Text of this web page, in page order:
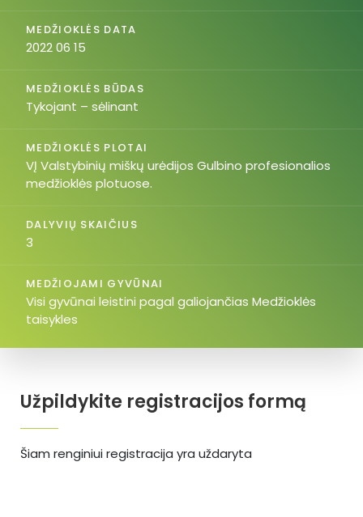
Užpildykite registracijos formą
Šiam renginiui registracija yra uždaryta
MEDŽIOKLĖS DATA
2022 06 15
MEDŽIOKLĖS BŪDAS
Tykojant – sėlinant
MEDŽIOKLĖS PLOTAI
VĮ Valstybinių miškų urėdijos Gulbino profesionalios
medžioklės plotuose.
DALYVIŲ SKAIČIUS
3
MEDŽIOJAMI GYVŪNAI
Visi gyvūnai leistini pagal galiojančias Medžioklės
taisykles